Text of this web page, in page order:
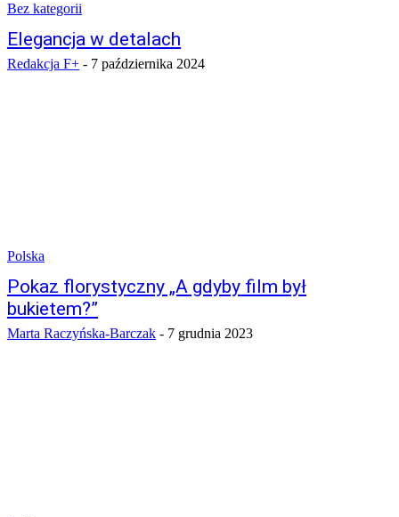
Bez kategorii
Elegancja w detalach
Redakcja F+ - 7 października 2024
Polska
Pokaz florystyczny „A gdyby film był
bukietem?”
Marta Raczyńska-Barczak - 7 grudnia 2023